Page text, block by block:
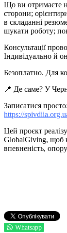
Що ви отримаєте
сторони;
в складанні
шукати роботу;
Консультації
Індивідуально й
Безоплатно. Для
📍 Де саме? У
Записатися
https://
Цей проєкт
GlobalGiving, щоб
впевненість,
Whatsapp